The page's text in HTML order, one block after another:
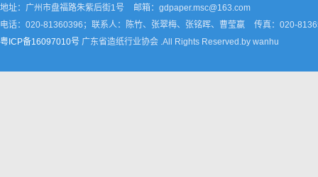
地址：广州市盘福路朱紫后街1号
邮箱：gdpaper.msc@163.com
电话：020-81360396；联系人：陈竹、张翠梅、张铭晖、曹莹嬴
传真：020-
粤ICP备16097010号 广东省造纸行业协会 .All Rights Reserved.by wanhu